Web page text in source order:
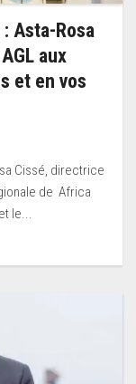
Asta-Rosa
aux
et en vos
Cissé, directrice
de Africa
le...